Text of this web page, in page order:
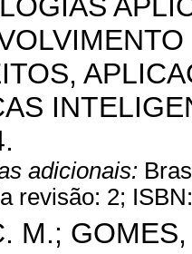
adicionais:
revisão: 2;
M.;